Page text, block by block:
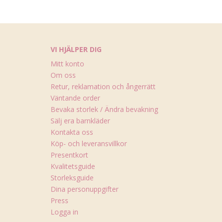
VI HJÄLPER DIG
Mitt konto
Om oss
Retur, reklamation och ångerrätt
Väntande order
Bevaka storlek / Ändra bevakning
Sälj era barnkläder
Kontakta oss
Köp- och leveransvillkor
Presentkort
Kvalitetsguide
Storleksguide
Dina personuppgifter
Press
Logga in